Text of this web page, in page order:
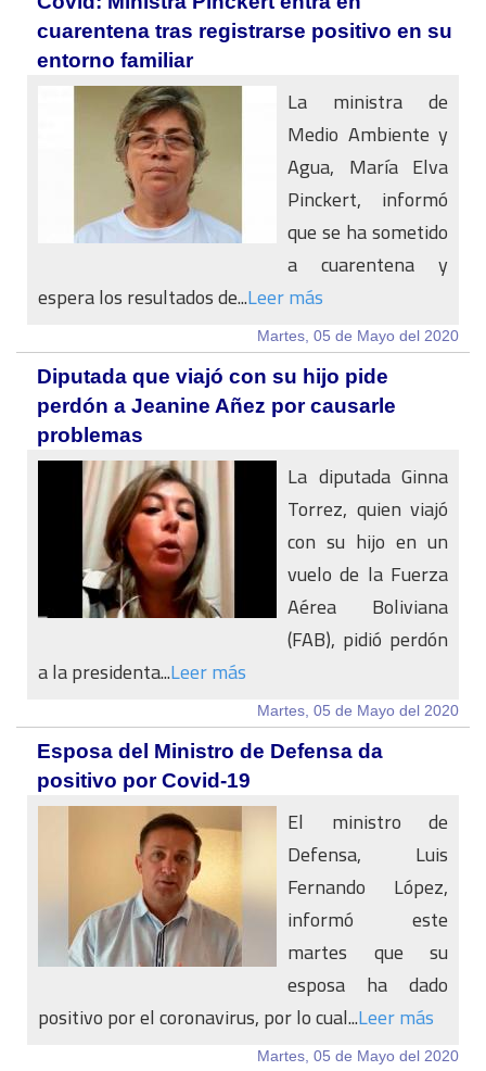
cuarentena tras registrarse positivo en su
entorno familiar
La ministra de
Medio Ambiente y
Agua, María Elva
Pinckert, informó
que se ha sometido
a cuarentena y
espera los resultados de...Leer más
Martes, 05 de Mayo del 2020
Diputada que viajó con su hijo pide
perdón a Jeanine Añez por causarle
problemas
La diputada Ginna
Torrez, quien viajó
con su hijo en un
vuelo de la Fuerza
Aérea Boliviana
(FAB), pidió perdón
a la presidenta...Leer más
Martes, 05 de Mayo del 2020
Esposa del Ministro de Defensa da
positivo por Covid-19
El ministro de
Defensa, Luis
Fernando López,
informó este
martes que su
esposa ha dado
positivo por el coronavirus, por lo cual...Leer más
Martes, 05 de Mayo del 2020